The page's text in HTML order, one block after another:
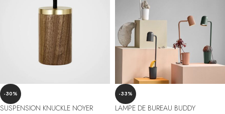
-30%
SUSPENSION KNUCKLE NOYER
-33%
LAMPE DE BUREAU BUDDY